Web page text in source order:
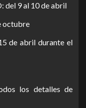
del 9 al 10 de abril
octubre
de abril durante el
los detalles de